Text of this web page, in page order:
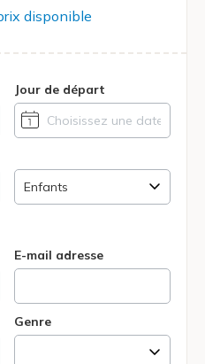
disponible
Jour de départ
E-mail adresse
Genre